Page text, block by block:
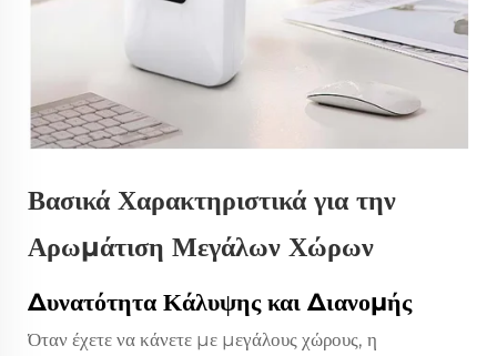
Βασικά Χαρακτηριστικά για την
Αρωμάτιση Μεγάλων Χώρων
Δυνατότητα Κάλυψης και Διανομής
Όταν έχετε να κάνετε με μεγάλους χώρους, η